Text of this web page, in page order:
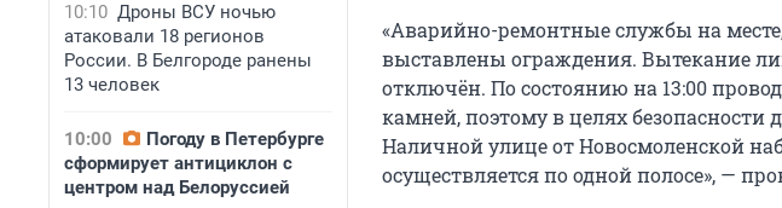
10:10 Дроны ВСУ ночью
атаковали 18 регионов
России. В Белгороде ранены
13 человек
10:00
Погоду в Петербурге
сформирует антициклон с
центром над Белоруссией
«Аварийно-ремонтные службы на
выставлены ограждения. Вытекание
отключён. По состоянию на 13:00
камней, поэтому в целях
Наличной улице от Новосмоленской
осуществляется по одной полосе», —